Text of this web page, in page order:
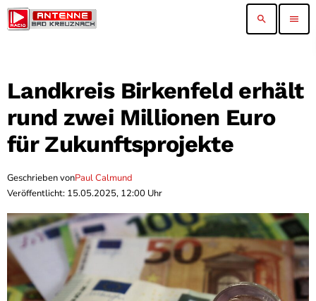
search menu
Landkreis Birkenfeld erhält
rund zwei Millionen Euro
für Zukunftsprojekte
Geschrieben vonPaul Calmund
Veröffentlicht: 15.05.2025, 12:00 Uhr